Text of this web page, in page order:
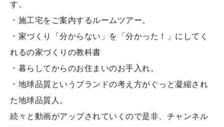
す。
・施工宅をご案内するルームツアー。
・家づくり「分からない」を「分かった！」にしてく
れるの家づくりの教科書
・暮らしてからのお住まいのお手入れ。
・地球品質というブランドの考え方がぐっと凝縮され
た地球品質人。
続々と動画がアップされていくので是非、チャンネル